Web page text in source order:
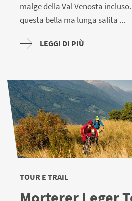
malge della Val Venosta
questa bella ma lunga salita ...
LEGGI DI PIÙ
TOUR E TRAIL